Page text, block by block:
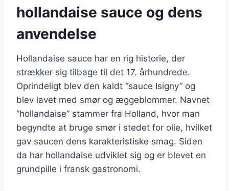
hollandaise sauce og dens
anvendelse
Hollandaise sauce har en rig historie, der
strækker sig tilbage til det 17. århundrede.
Oprindeligt blev den kaldt “sauce Isigny” og
blev lavet med smør og æggeblommer. Navnet
“hollandaise” stammer fra Holland, hvor man
begyndte at bruge smør i stedet for olie, hvilket
gav saucen dens karakteristiske smag. Siden
da har hollandaise udviklet sig og er blevet en
grundpille i fransk gastronomi.